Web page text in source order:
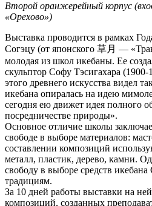
Второй оранжерейный корпус
«Орехово»)
Выставка проводится в рамках
Согэцу (от японского 草月 —
молодая из школ икебаны. Ее
скульптор Софу Тэсигахара
этого древнего искусства видел
икебана опиралась на идею
сегодня ею движет идея полного
посредничестве природы».
Основное отличие школы
свободе в выборе материалов:
составлении композиций
металл, пластик, дерево, камни.
свободу в выборе средств
традициям.
За 10 дней работы выставки на
композиций, созданных